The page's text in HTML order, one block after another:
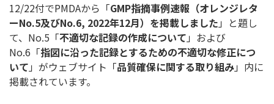
12/22付でPMDAから「GMP指摘事例速報（オレンジレタ
ーNo.5及びNo.6, 2022年12月）を掲載しました 」と題し
て、No.5「不適切な記録の作成について 」および
No.6「指図に沿った記録とするための不適切な修正につ
いて 」がウェブサイト「品質確保に関する取り組み」内に
掲載されています。